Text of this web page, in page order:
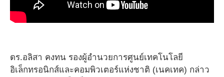
ดร.อลิสา คงทน รองผู้อำนวยการศูนย์เทคโนโลยี
อิเล็กทรอนิกส์และคอมพิวเตอร์แห่งชาติ (เนคเทค) กล่าว